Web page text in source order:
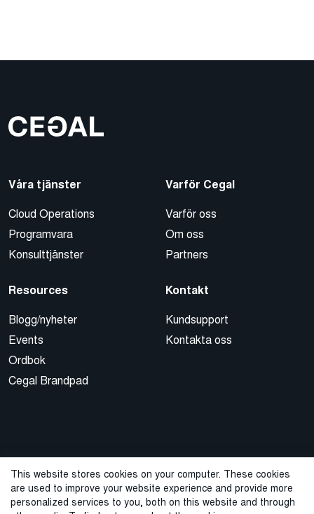
This website stores cookies on your computer. These cookies
are used to improve your website experience and provide more
personalized services to you, both on this website and through
Våra tjänster
Cloud Operations
Programvara
Konsulttjänster
Varför Cegal
Varför oss
Om oss
Partners
Resources
Blogg/nyheter
Events
Ordbok
Cegal Brandpad
Kontakt
Kundsupport
Kontakta oss
© 2026 Cegal